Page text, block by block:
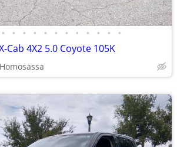
• • • • • • • • • • • •
Cab 4X2 5.0 Coyote 105K
Homosassa